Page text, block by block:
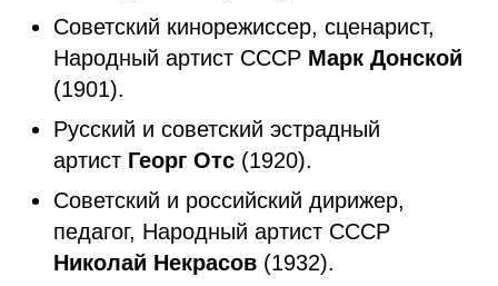
Советский кинорежиссер, сценарист,
Народный артист СССР Марк Донской
(1901).
Русский и советский эстрадный
артист Георг Отс (1920).
Советский и российский дирижер,
педагог, Народный артист СССР
Николай Некрасов (1932).